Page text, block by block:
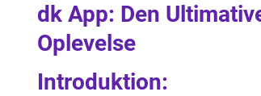
dk App: Den
Oplevelse
Introduktion: